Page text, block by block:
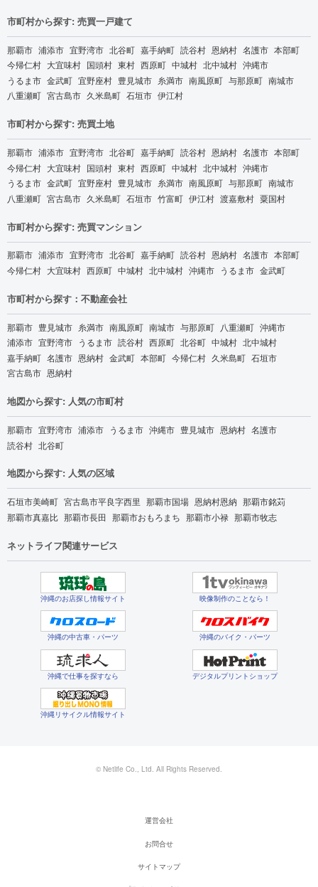
市町村から探す: 売買一戸建て
那覇市 浦添市 宜野湾市 北谷町 嘉手納町 読谷村 恩納村 名護市 本部町
今帰仁村 大宜味村 国頭村 東村 西原町 中城村 北中城村 沖縄市
うるま市 金武町 宜野座村 豊見城市 糸満市 南風原町 与那原町 南城市
八重瀬町 宮古島市 久米島町 石垣市 伊江村
市町村から探す: 売買土地
那覇市 浦添市 宜野湾市 北谷町 嘉手納町 読谷村 恩納村 名護市 本部町
今帰仁村 大宜味村 国頭村 東村 西原町 中城村 北中城村 沖縄市
うるま市 金武町 宜野座村 豊見城市 糸満市 南風原町 与那原町 南城市
八重瀬町 宮古島市 久米島町 石垣市 竹富町 伊江村 渡嘉敷村 粟国村
市町村から探す: 売買マンション
那覇市 浦添市 宜野湾市 北谷町 嘉手納町 読谷村 恩納村 名護市 本部町
今帰仁村 大宜味村 西原町 中城村 北中城村 沖縄市 うるま市 金武町
市町村から探す：不動産会社
那覇市 豊見城市 糸満市 南風原町 南城市 与那原町 八重瀬町 沖縄市
浦添市 宜野湾市 うるま市 読谷村 西原町 北谷町 中城村 北中城村
嘉手納町 名護市 恩納村 金武町 本部町 今帰仁村 久米島町 石垣市
宮古島市 恩納村
地図から探す: 人気の市町村
那覇市 宜野湾市 浦添市 うるま市 沖縄市 豊見城市 恩納村 名護市
読谷村 北谷町
地図から探す: 人気の区域
石垣市美崎町 宮古島市平良字西里 那覇市国場 恩納村恩納 那覇市銘苅
那覇市真嘉比 那覇市長田 那覇市おもろまち 那覇市小禄 那覇市牧志
ネットライフ関連サービス
沖縄のお店探し情報サイト 映像制作のことなら！
沖縄の中古車・パーツ 沖縄のバイク・パーツ
沖縄で仕事を探すなら デジタルプリントショップ
沖縄リサイクル情報サイト
© Netlife Co., Ltd. All Rights Reserved.
運営会社
お問合せ
サイトマップ